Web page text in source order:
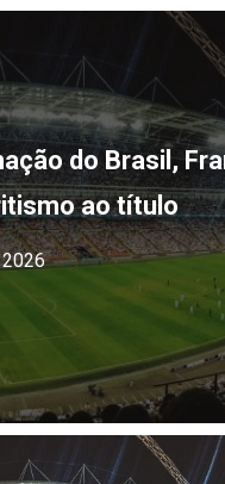
do Brasil,
ao título